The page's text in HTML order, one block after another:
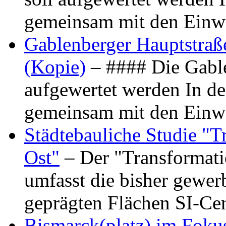
gemeinsam mit den
Gablenberger
(Kopie) – #### Die
aufgewertet werden In
gemeinsam mit den
Städtebauliche Studie
Ost" – Der
umfasst die bisher
geprägten Flächen SI-